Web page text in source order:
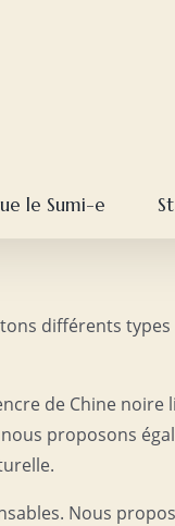
le Sumi-e
différents
de Chine
proposons
Nous